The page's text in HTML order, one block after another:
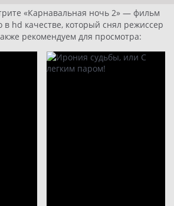
«Карнавальная ночь 2» — фильм
в hd качестве, который снял режиссер
рекомендуем для просмотра: